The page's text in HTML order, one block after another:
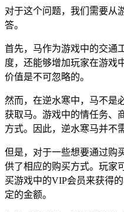
对于这个问题，我们需要从
答。
首先，马作为游戏中的交通
度，还能够增加玩家在游戏
价值是不可忽略的。
然而，在逆水寒中，马不是
获取马。游戏中的情任务、
方式。因此，逆水寒马并不
但是，对于一些想要通过购
供了相应的购买方式。玩家
买游戏中的VIP会员来获得
定的金额。